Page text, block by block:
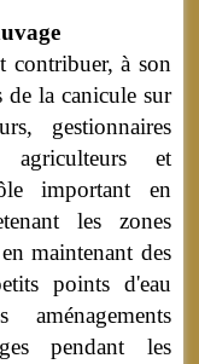
contribuer, à son
de la canicule sur
gestionnaires
agriculteurs et
important en
les zones
maintenant des
points d'eau
pendant les